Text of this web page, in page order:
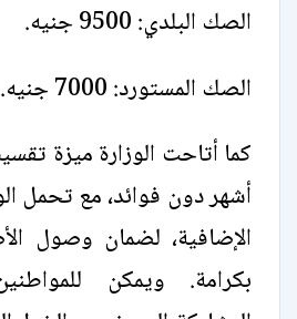
الصك البلدي: 9500 جنيه.
الصك المستورد: 7000 جنيه.
أشهر دون فوائد، مع تحمل
الإضافية، لضمان وصول
بكرامة. ويمكن